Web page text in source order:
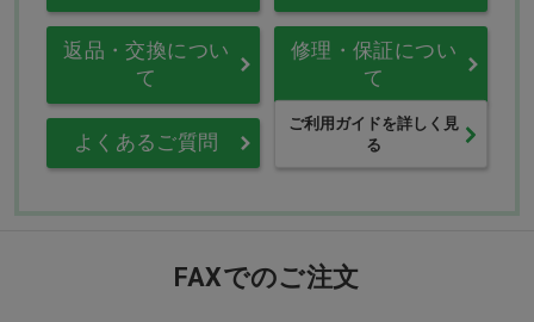
返品・交換につい
て
修理・保証につい
て
よくあるご質問
ご利用ガイドを詳しく見
る
FAXでのご注文